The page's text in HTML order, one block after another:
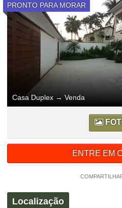
PRONTO PARA MORAR
Casa Duplex → Venda
ENTRE EM
Localização